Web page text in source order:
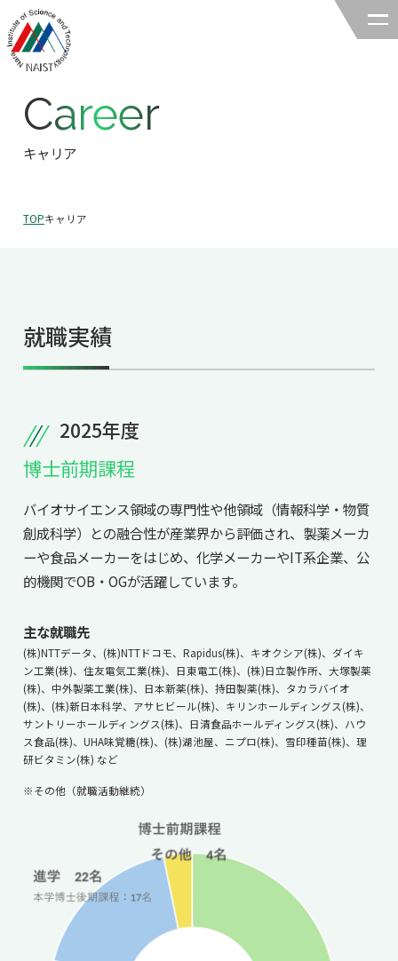
研究室一覧
教員一覧
研究成果
NAIST Edge BIO
教育TOP
セミナー情報
国際化教育プログラム
国際バイオゼミナール
サマーキャンプ
海外ラボインターンシップ
UCDリトリート
UCDオンラインゼミナール
キャリア
就職実績
卒業生の声
就職支援
入試情報TOP
受験
研究＆授業
イベント
生活
合わせ
マップ
学内限定 ENGLISH
受験生の方へ
企業・研究者の方へ
Career
キャリア
TOPキャリア
就職実績
2025年度
博士前期課程
バイオサイエンス領域の専門性や他領域（情報科学・物質
創成科学）との融合性が産業界から評価され、製薬メーカ
ーや食品メーカーをはじめ、化学メーカーやIT系企業、公
的機関でOB・OGが活躍しています。
主な就職先
(株)NTTデータ、(株)NTTドコモ、Rapidus(株)、キオクシア(株)、ダイキ
ン工業(株)、住友電気工業(株)、日東電工(株)、(株)日立製作所、大塚製薬
(株)、中外製薬工業(株)、日本新薬(株)、持田製薬(株)、タカラバイオ
(株)、(株)新日本科学、アサヒビール(株)、キリンホールディングス(株)、
サントリーホールディングス(株)、日清食品ホールディングス(株)、ハウ
ス食品(株)、UHA味覚糖(株)、(株)湖池屋、ニプロ(株)、雪印種苗(株)、理
研ビタミン(株) など
※その他（就職活動継続）